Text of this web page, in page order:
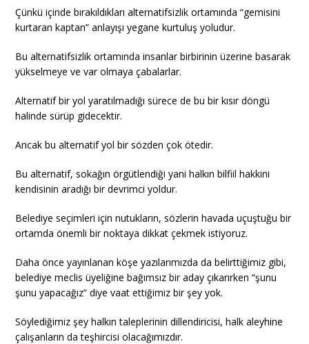
Çünkü içinde bırakıldıkları alternatifsizlik ortamında “gemisini
kurtaran kaptan” anlayışı yegane kurtuluş yoludur.
Bu alternatifsizlik ortamında insanlar birbirinin üzerine basarak
yükselmeye ve var olmaya çabalarlar.
Alternatif bir yol yaratılmadığı sürece de bu bir kısır döngü
halinde sürüp gidecektir.
Ancak bu alternatif yol bir sözden çok ötedir.
Bu alternatif, sokağın örgütlendiği yani halkın bilfiil hakkini
kendisinin aradığı bir devrimci yoldur.
Belediye seçimleri için nutukların, sözlerin havada uçuştuğu bir
ortamda önemli bir noktaya dikkat çekmek istiyoruz.
Daha önce yayınlanan köşe yazılarımızda da belirttiğimiz gibi,
belediye meclis üyeliğine bağımsız bir aday çıkarırken “şunu
şunu yapacağız” diye vaat ettiğimiz bir şey yok.
Söylediğimiz şey halkın taleplerinin dillendiricisi, halk aleyhine
çalışanların da teşhircisi olacağımızdır.